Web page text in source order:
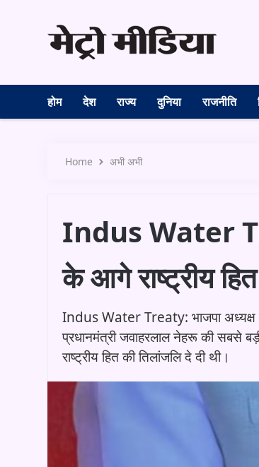
होम देश राज्य दुनिया राजनीति
Home अभी अभी
Indus Water
के आगे राष्ट्रीय
Indus Water Treaty: भाजपा अध्यक्ष
प्रधानमंत्री जवाहरलाल नेहरू की सबसे
राष्ट्रीय हित की तिलांजलि दे दी थी।